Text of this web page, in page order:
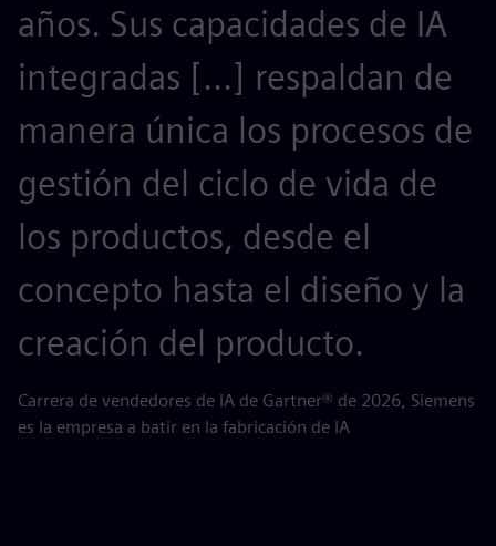
años. Sus capacidades de IA
integradas [...] respaldan de
manera única los procesos de
gestión del ciclo de vida de
los productos, desde el
concepto hasta el diseño y la
creación del producto.
Carrera de vendedores de IA de Gartner® de 2026, Siemens
es la empresa a batir en la fabricación de IA